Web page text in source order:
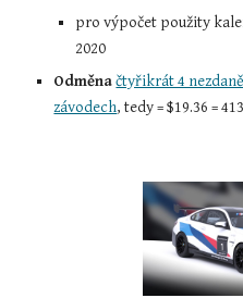
pro výpočet použity
2020
Odměna čtyřikrát 4
závodech, tedy = $19.36 =